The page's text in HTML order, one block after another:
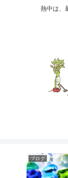
熱中は、
ブログ